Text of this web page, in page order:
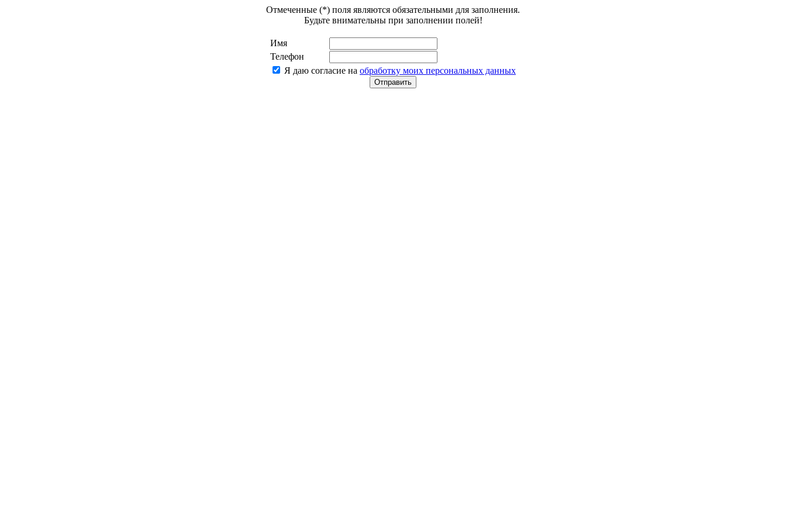
Отмеченные (*) поля являются обязательными для заполнения.
Будьте внимательны при заполнении полей!
Имя
Телефон
Я даю согласие на обработку моих персональных данных